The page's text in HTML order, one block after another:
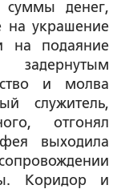
суммы денег,
на украшение
на подаяние
и молва
служитель,
отгонял
выходила
Коридор и